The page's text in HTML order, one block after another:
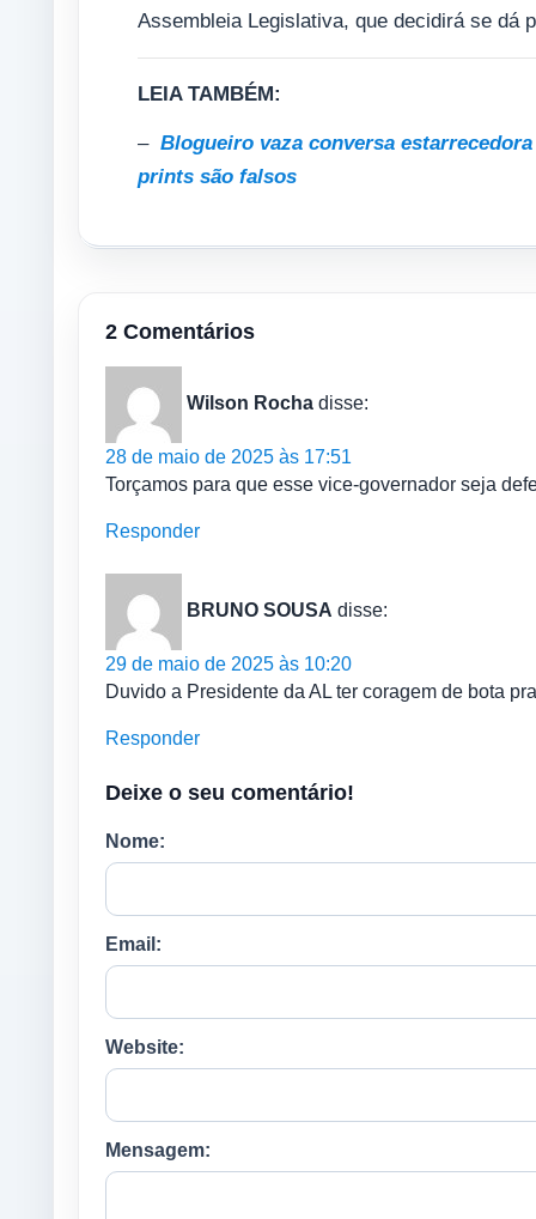
Assembleia Legislativa, que decidirá se dá
LEIA TAMBÉM:
– Blogueiro vaza conversa
prints são falsos
2 Comentários
Wilson Rocha disse:
28 de maio de 2025 às 17:51
Torçamos para que esse vice-governador seja
Responder
BRUNO SOUSA disse:
29 de maio de 2025 às 10:20
Duvido a Presidente da AL ter coragem de bota
Responder
Deixe o seu comentário!
Nome:
Email:
Website:
Mensagem: